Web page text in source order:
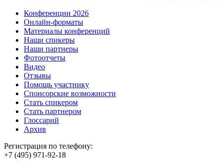
Конференции 2026
Онлайн-форматы
Материалы конференций
Наши спикеры
Наши партнеры
Фотоотчеты
Видео
Отзывы
Помощь участнику
Спонсорские возможности
Стать спикером
Стать партнером
Глоссарий
Архив
Регистрация по телефону:
+7 (495) 971-92-18